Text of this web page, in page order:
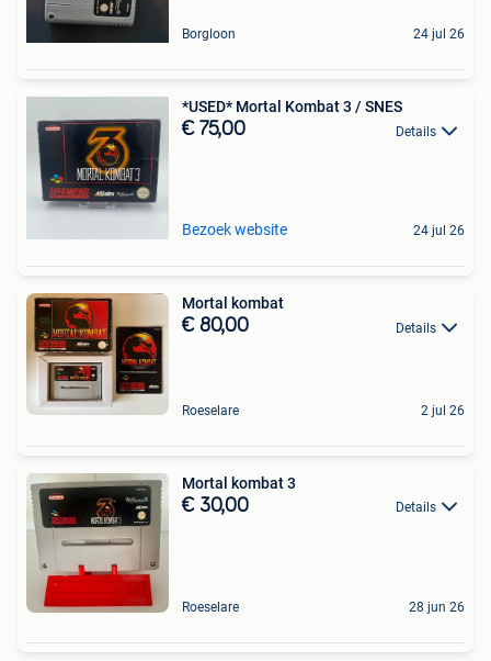
Borgloon 24 jul 26
*USED* Mortal Kombat 3 / SNES
€ 75,00 Details
Bezoek website 24 jul 26
Mortal kombat
€ 80,00 Details
Roeselare 2 jul 26
Mortal kombat 3
€ 30,00 Details
Roeselare 28 jun 26